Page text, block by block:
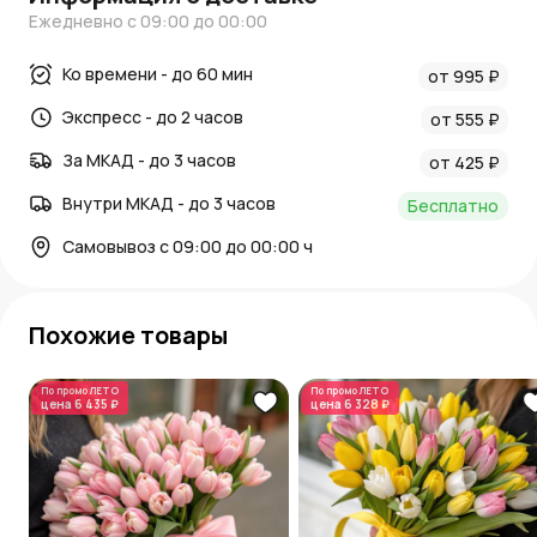
Ежедневно с 09:00 до 00:00
Ко времени - до 60 мин
от 995 ₽
Экспресс - до 2 часов
от 555 ₽
За МКАД - до 3 часов
от 425 ₽
Внутри МКАД - до 3 часов
Бесплатно
Самовывоз с 09:00 до 00:00 ч
Похожие товары
По промоЛЕТО
цена 6 435 ₽
По промоЛЕТО
цена 6 328 ₽